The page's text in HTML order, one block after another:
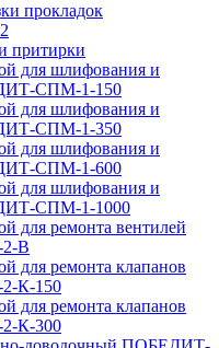
прокладок
притирки
для шлифования и
СПМ-1-150
для шлифования и
СПМ-1-350
для шлифования и
СПМ-1-600
для шлифования и
1000
для ремонта вентилей
для ремонта клапанов
150
для ремонта клапанов
К-300